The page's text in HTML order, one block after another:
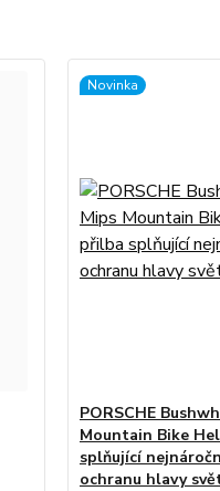
Novinka
PORSCHE
Mountain Bike
splňující
ochranu hlavy